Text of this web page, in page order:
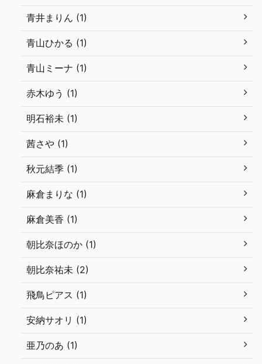
青井まりん (1)
青山ひかる (1)
青山ミーナ (1)
赤木ゆう (1)
明石裕未 (1)
茜さや (1)
秋元結季 (1)
麻倉まりな (1)
麻倉美香 (1)
朝比奈ほのか (1)
朝比奈祐未 (2)
飛鳥ピアス (1)
安納サオリ (1)
亜乃のあ (1)